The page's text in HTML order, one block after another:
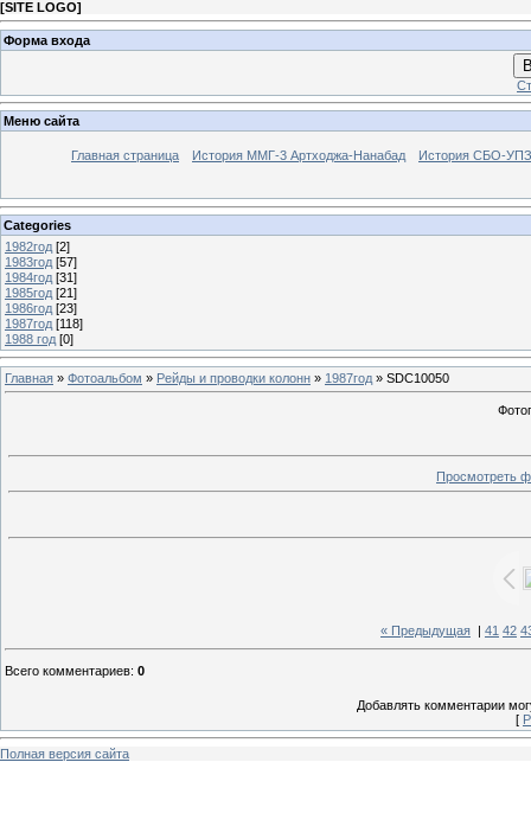
[SITE LOGO]
Форма входа
Меню сайта
Главная страница История ММГ-3 Артходжа-Нанабад История СБО-УПЗ
Categories
1982год [2]
1983год [57]
1984год [31]
1985год [21]
1986год [23]
1987год [118]
1988 год [0]
Главная » Фотоальбом » Рейды и проводки колонн » 1987год » SDC10050
Просмотреть
« Предыдущая 41 42
Всего комментариев: 0
Добавлять комментарии
[
Полная версия сайта